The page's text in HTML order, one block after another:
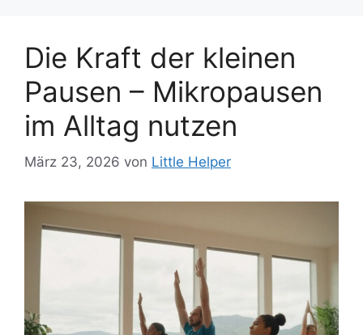
Die Kraft der kleinen
Pausen – Mikropausen
im Alltag nutzen
März 23, 2026 von Little Helper